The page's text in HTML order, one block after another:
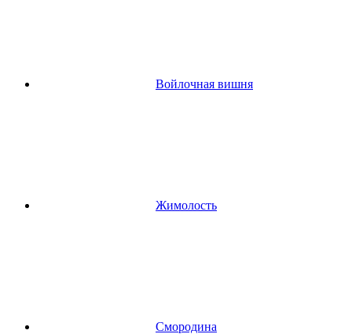
Войлочная вишня
Жимолость
Смородина